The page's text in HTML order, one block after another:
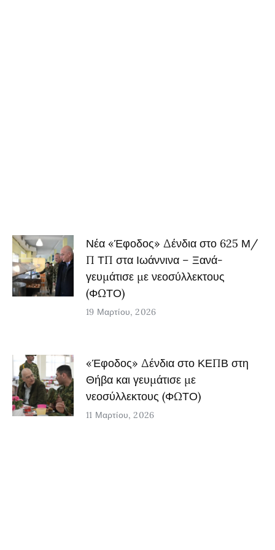
Νέα «Έφοδος» Δένδια στο 625 Μ/
Π ΤΠ στα Ιωάννινα – Ξανά-
γευμάτισε με νεοσύλλεκτους
(ΦΩΤΟ)
19 Μαρτίου, 2026
«Έφοδος» Δένδια στο ΚΕΠΒ στη
Θήβα και γευμάτισε με
νεοσύλλεκτους (ΦΩΤΟ)
11 Μαρτίου, 2026